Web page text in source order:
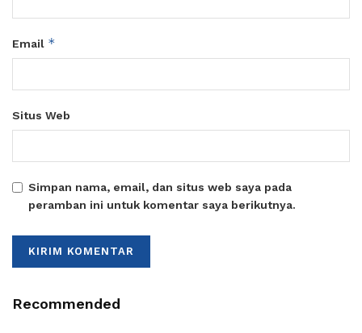
Email *
Situs Web
Simpan nama, email, dan situs web saya pada
peramban ini untuk komentar saya berikutnya.
Recommended